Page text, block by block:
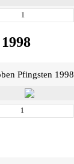
Pfingsten 1998